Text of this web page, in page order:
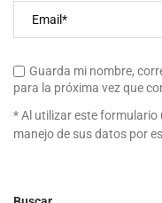
Guarda mi nombre,
para la próxima vez que
* Al utilizar este
manejo de sus datos por